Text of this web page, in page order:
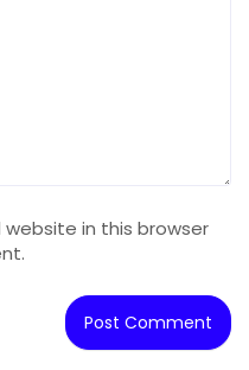
in this browser